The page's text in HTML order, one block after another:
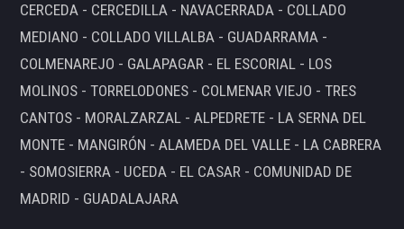
CERCEDA - CERCEDILLA - NAVACERRADA - COLLADO
MEDIANO - COLLADO VILLALBA - GUADARRAMA -
COLMENAREJO - GALAPAGAR - EL ESCORIAL - LOS
MOLINOS - TORRELODONES - COLMENAR VIEJO - TRES
CANTOS - MORALZARZAL - ALPEDRETE - LA SERNA DEL
MONTE - MANGIRÓN - ALAMEDA DEL VALLE - LA CABRERA
- SOMOSIERRA - UCEDA - EL CASAR - COMUNIDAD DE
MADRID - GUADALAJARA